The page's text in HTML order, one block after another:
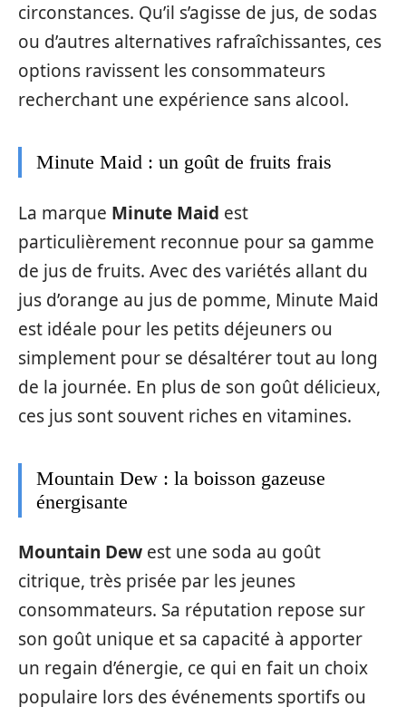
circonstances. Qu’il s’agisse de jus, de sodas
ou d’autres alternatives rafraîchissantes, ces
options ravissent les consommateurs
recherchant une expérience sans alcool.
Minute Maid : un goût de fruits frais
La marque Minute Maid est
particulièrement reconnue pour sa gamme
de jus de fruits. Avec des variétés allant du
jus d’orange au jus de pomme, Minute Maid
est idéale pour les petits déjeuners ou
simplement pour se désaltérer tout au long
de la journée. En plus de son goût délicieux,
ces jus sont souvent riches en vitamines.
Mountain Dew : la boisson gazeuse
énergisante
Mountain Dew est une soda au goût
citrique, très prisée par les jeunes
consommateurs. Sa réputation repose sur
son goût unique et sa capacité à apporter
un regain d’énergie, ce qui en fait un choix
populaire lors des événements sportifs ou